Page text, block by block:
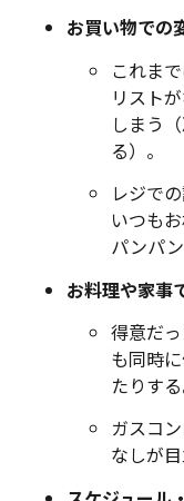
お買い物での
これま
リスト
しまう
る）。
レジで
いつも
パンパン
お料理や家事
得意だ
も同時
たりする
ガスコ
なしが